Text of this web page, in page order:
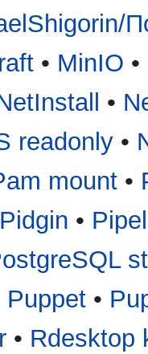
• MinIO •
•
readonly •
mount •
Pidgin •
Puppet•
• Rdesktop